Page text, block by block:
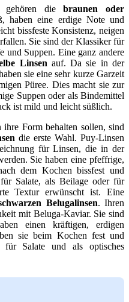
gehören diebraunen oder
haben eine erdige Note und
bissfeste Konsistenz, neigen
Sie sind der Klassiker für
und Suppen. Eine ganz andere
Linsen auf. Da sie in der
sie eine sehr kurze Garzeit
Püree. Dies macht sie zur
Suppen oder als Bindemittel
ist mild und leicht süßlich.
Form behalten sollen, sind
die erste Wahl. Puy-Linsen
für Linsen, die in der
Sie haben eine pfeffrige,
dem Kochen bissfest und
Salate, als Beilage oder für
Textur erwünscht ist. Eine
Belugalinsen. Ihren
mit Beluga-Kaviar. Sie sind
einen kräftigen, erdigen
sie beim Kochen fest und
für Salate und als optisches